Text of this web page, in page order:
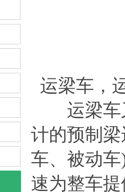
运梁车，
运梁车又
计的预制
车、被动
速为整车